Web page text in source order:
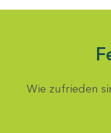
Wie zufrieden